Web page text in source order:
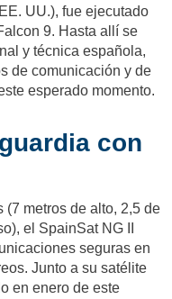
UU.), fue ejecutado
9. Hasta allí se
y técnica española,
de comunicación y de
esperado momento.
con
metros de alto, 2,5 de
el SpainSat NG II
seguras en
Junto a su satélite
en enero de este